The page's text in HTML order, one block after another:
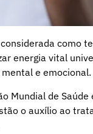
como
energia vital
e emocional.
Mundial de
o auxílio ao